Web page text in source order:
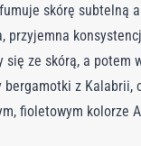
skórę subtelną
ze skórą, a
z
fioletowym
i olejowi z kamelii.